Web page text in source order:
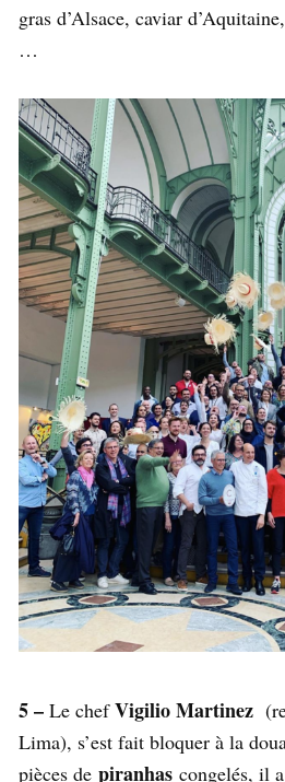
gras d’Alsace, caviar
…
5 – Le chefVigilio Martinez
Lima), s’est fait bloquer à la
pièces de piranhas congelés, il